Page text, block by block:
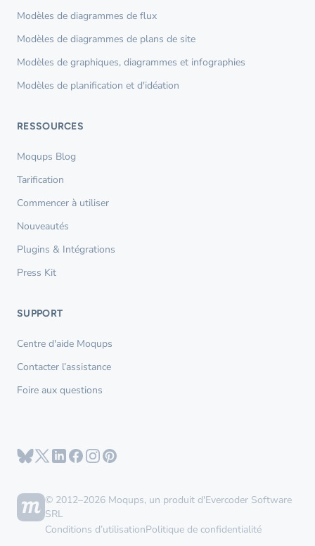
Modèles de diagrammes de flux
Modèles de diagrammes de plans de site
Modèles de graphiques, diagrammes et infographies
Modèles de planification et d'idéation
RESSOURCES
Moqups Blog
Tarification
Commencer à utiliser
Nouveautés
Plugins & Intégrations
Press Kit
SUPPORT
Centre d'aide Moqups
Contacter l’assistance
Foire aux questions
© 2012–2026 Moqups, un produit d'Evercoder Software
SRL
Conditions d’utilisationPolitique de confidentialité